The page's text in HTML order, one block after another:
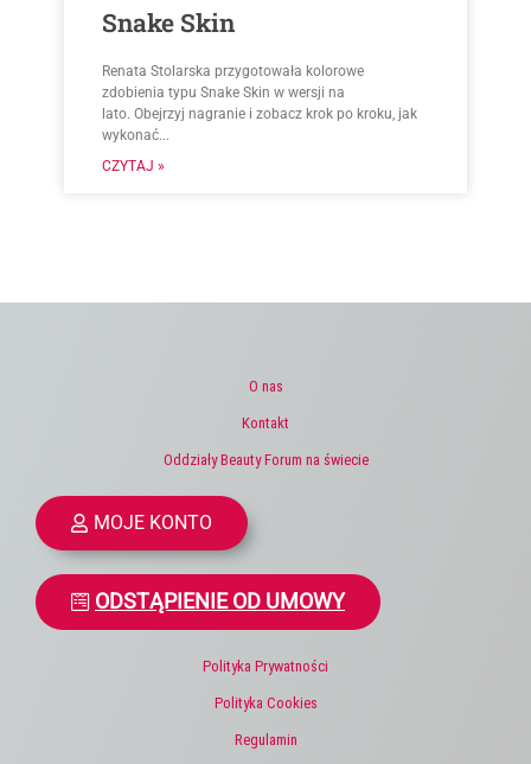
Snake Skin
Renata Stolarska przygotowała kolorowe
zdobienia typu Snake Skin w wersji na
lato. Obejrzyj nagranie i zobacz krok po kroku, jak
wykonać...
CZYTAJ »
O nas
Kontakt
Oddziały Beauty Forum na świecie
MOJE KONTO
ODSTĄPIENIE OD UMOWY
Polityka Prywatności
Polityka Cookies
Regulamin